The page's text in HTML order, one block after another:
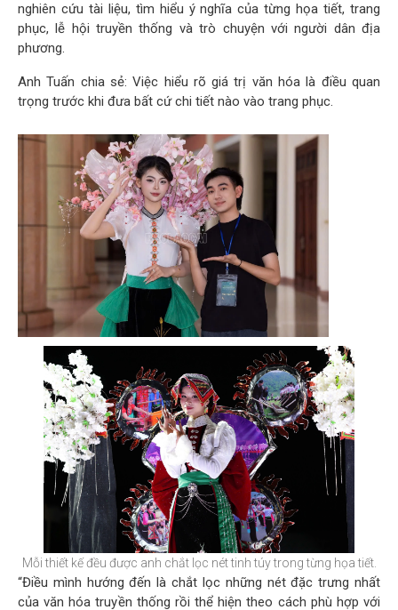
nghiên cứu tài liệu, tìm hiểu ý nghĩa của từng họa tiết, trang
phục, lễ hội truyền thống và trò chuyện với người dân địa
phương.
Anh Tuấn chia sẻ: Việc hiểu rõ giá trị văn hóa là điều quan
trọng trước khi đưa bất cứ chi tiết nào vào trang phục.
Mỗi thiết kế đều được anh chắt lọc nét tinh túy trong từng họa tiết.
“Điều mình hướng đến là chắt lọc những nét đặc trưng nhất
của văn hóa truyền thống rồi thể hiện theo cách phù hợp với